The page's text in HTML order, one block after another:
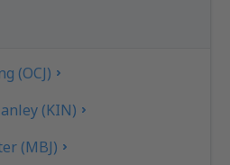
(OCJ)
(KIN)
(MBJ)